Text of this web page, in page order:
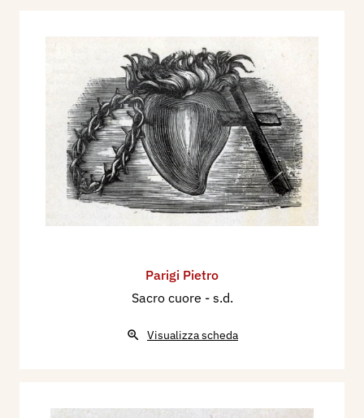
Parigi Pietro
Sacro cuore - s.d.
Visualizza scheda